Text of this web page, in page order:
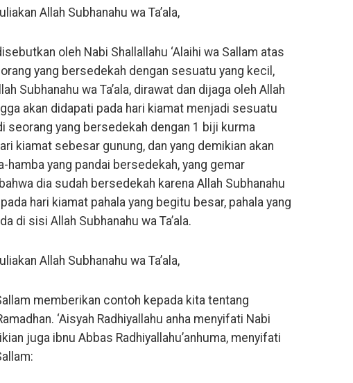
Allah Subhanahu wa Ta’ala,
oleh Nabi Shallallahu ‘Alaihi wa Sallam atas
yang bersedekah dengan sesuatu yang kecil,
Subhanahu wa Ta’ala, dirawat dan dijaga oleh Allah
akan didapati pada hari kiamat menjadi sesuatu
seorang yang bersedekah dengan 1 biji kurma
kiamat sebesar gunung, dan yang demikian akan
hamba yang pandai bersedekah, yang gemar
dia sudah bersedekah karena Allah Subhanahu
hari kiamat pahala yang begitu besar, pahala yang
di sisi Allah Subhanahu wa Ta’ala.
Allah Subhanahu wa Ta’ala,
memberikan contoh kepada kita tentang
‘Aisyah Radhiyallahu anha menyifati Nabi
juga ibnu Abbas Radhiyallahu’anhuma, menyifati